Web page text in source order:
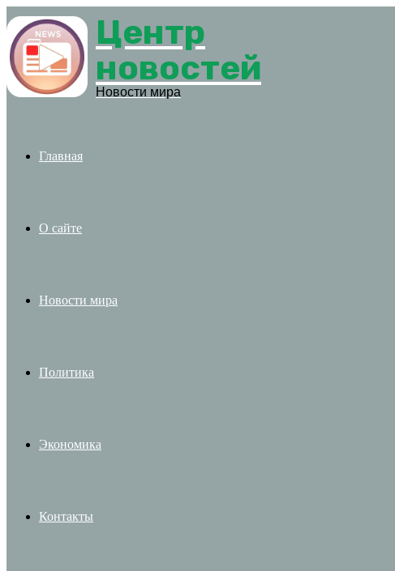
Menu
Центр
новостей
Новости мира
Главная
О сайте
Новости мира
Политика
Экономика
Контакты